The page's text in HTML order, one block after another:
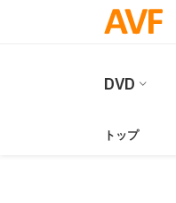
DVD
トップ